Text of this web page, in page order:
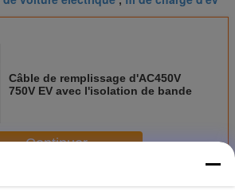
Câble de remplissage d'AC450V
750V EV avec l'isolation de bande
Continuer
d'EV